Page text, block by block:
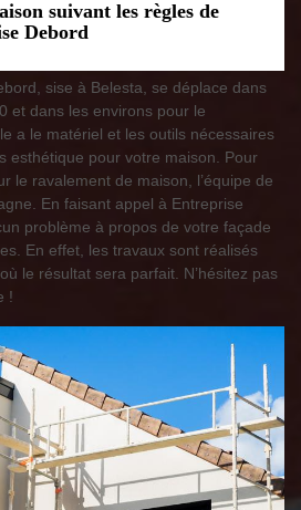
suivant les règles de
Debord
sise à Belesta, se déplace dans
et dans les environs pour le
a le matériel et les outils nécessaires
esthétique pour votre maison. Pour
le ravalement de maison, l’équipe de
En faisant appel à Entreprise
problème à propos de votre façade
En effet, les travaux sont réalisés
le résultat sera parfait. N’hésitez pas
!